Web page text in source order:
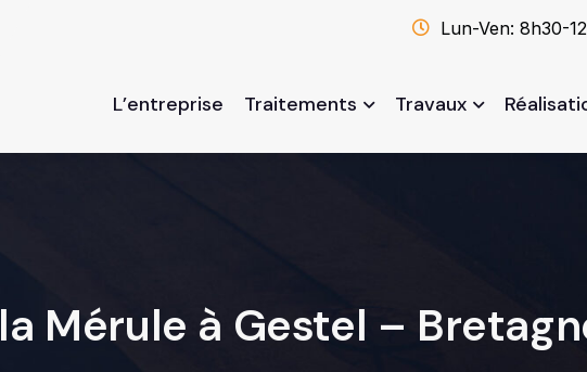
Lun-Ven: 8h30-
L’entreprise Traitements Travaux
Mérule à Gestel –